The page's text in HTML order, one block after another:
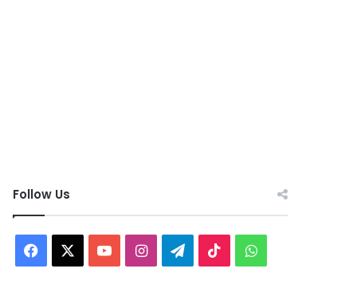
Follow Us
Facebook You InstagramTelegram
TikTokWhatsApp